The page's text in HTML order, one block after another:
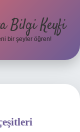
Bilgi Keyfi
bir şeyler öğren!